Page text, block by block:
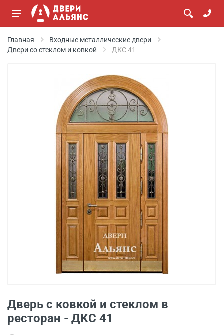
Главная
Входные металлические двери
Двери со стеклом и ковкой
ДКС 41
Дверь с ковкой и стеклом в
ресторан - ДКС 41